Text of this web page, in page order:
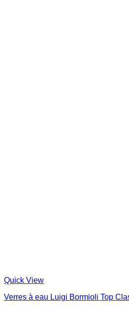
Quick View
Verres à eau Luigi Bormioli Top